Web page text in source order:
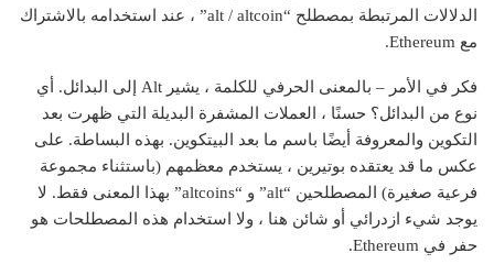
الدلالات المرتبطة بمصطلح “alt / altcoin” ، عند استخدامه بالاشتراك
مع Ethereum.
فكر في الأمر – بالمعنى الحرفي للكلمة ، يشير Alt إلى البدائل. أي
نوع من البدائل؟ حسنًا ، العملات المشفرة البديلة التي ظهرت بعد
التكوين والمعروفة أيضًا باسم ما بعد البيتكوين. بهذه البساطة. على
عكس ما قد يعتقده بوتيرين ، يستخدم معظمهم (باستثناء مجموعة
فرعية صغيرة) المصطلحين “alt” و “altcoins” بهذا المعنى فقط. لا
يوجد شيء ازدرائي أو شائن هنا ، ولا استخدام هذه المصطلحات هو
حفر في Ethereum.